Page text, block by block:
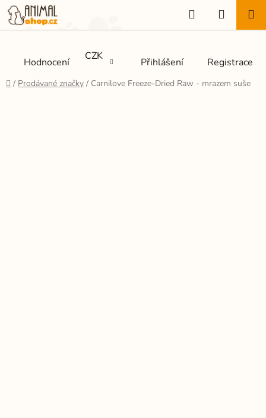
Přejít
na
obsah
Hodnocení CZK Přihlášení Registrace
Hledat
KOŠÍK
Domů
/ Prodávané značky / Carnilove Freeze-Dried Raw - mrazem suše